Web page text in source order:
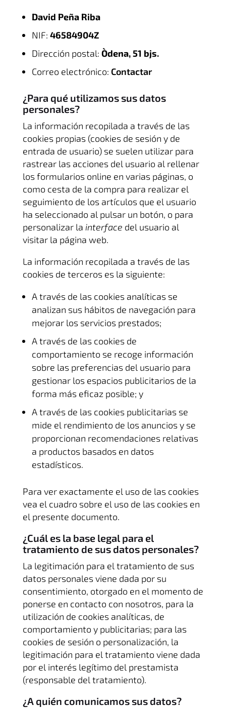
David Peña Riba
NIF: 46584904Z
Dirección postal: Òdena, 51 bjs.
Correo electrónico: Contactar
¿Para qué utilizamos sus datos
personales?
La información recopilada a través de las
cookies propias (cookies de sesión y de
entrada de usuario) se suelen utilizar para
rastrear las acciones del usuario al rellenar
los formularios online en varias páginas, o
como cesta de la compra para realizar el
seguimiento de los artículos que el usuario
ha seleccionado al pulsar un botón, o para
personalizar la interface del usuario al
visitar la página web.
La información recopilada a través de las
cookies de terceros es la siguiente:
A través de las cookies analíticas se
analizan sus hábitos de navegación para
mejorar los servicios prestados;
A través de las cookies de
comportamiento se recoge información
sobre las preferencias del usuario para
gestionar los espacios publicitarios de la
forma más eficaz posible; y
A través de las cookies publicitarias se
mide el rendimiento de los anuncios y se
proporcionan recomendaciones relativas
a productos basados en datos
estadísticos.
Para ver exactamente el uso de las cookies
vea el cuadro sobre el uso de las cookies en
el presente documento.
¿Cuál es la base legal para el
tratamiento de sus datos personales?
La legitimación para el tratamiento de sus
datos personales viene dada por su
consentimiento, otorgado en el momento de
ponerse en contacto con nosotros, para la
utilización de cookies analíticas, de
comportamiento y publicitarias; para las
cookies de sesión o personalización, la
legitimación para el tratamiento viene dada
por el interés legítimo del prestamista
(responsable del tratamiento).
¿A quién comunicamos sus datos?